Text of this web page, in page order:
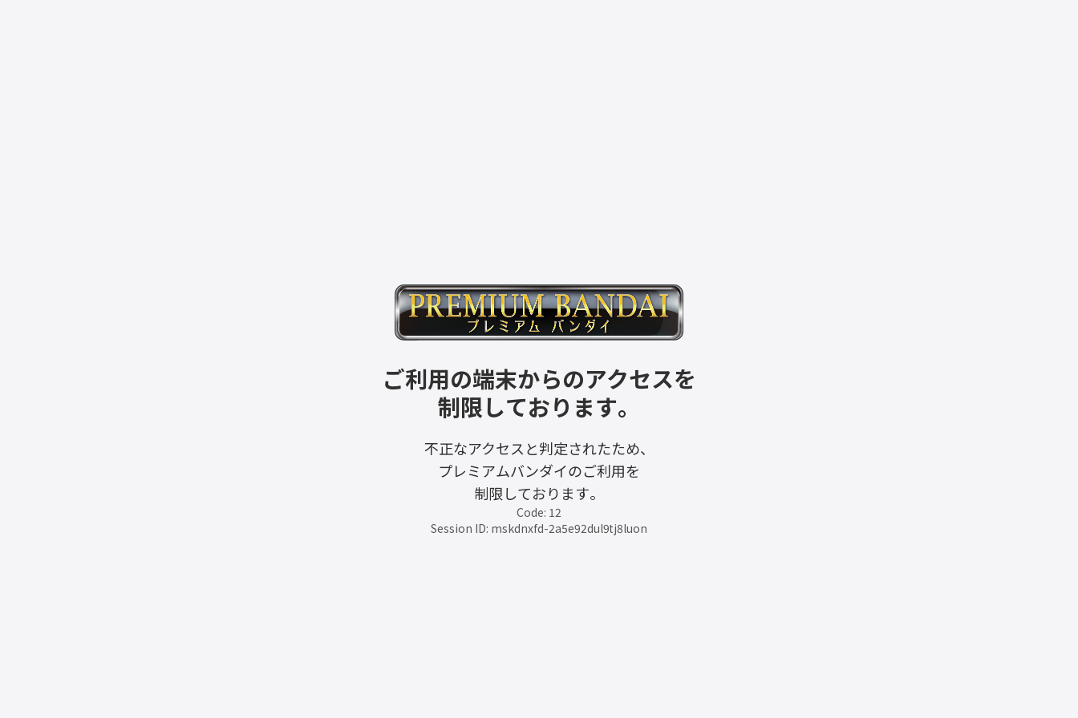
ご利用の端末からのアクセスを
制限しております。
不正なアクセスと判定されたため、
プレミアムバンダイのご利用を
制限しております。
Code: 12
Session ID: mskdnxfd-2a5e92dul9tj8luon